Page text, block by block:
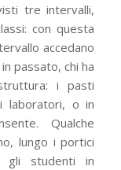
tre intervalli,
con questa
accedano
passato, chi ha
i pasti
laboratori, o in
Qualche
lungo i portici
gli studenti in